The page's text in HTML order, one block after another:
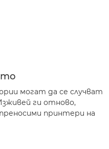
могат да се случват
ги отново,
принтери на